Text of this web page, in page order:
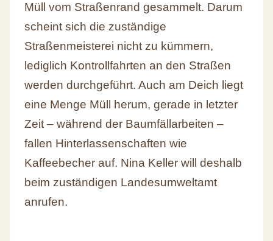
Müll vom Straßenrand gesammelt. Darum
scheint sich die zuständige
Straßenmeisterei nicht zu kümmern,
lediglich Kontrollfahrten an den Straßen
werden durchgeführt. Auch am Deich liegt
eine Menge Müll herum, gerade in letzter
Zeit – während der Baumfällarbeiten –
fallen Hinterlassenschaften wie
Kaffeebecher auf. Nina Keller will deshalb
beim zuständigen Landesumweltamt
anrufen.